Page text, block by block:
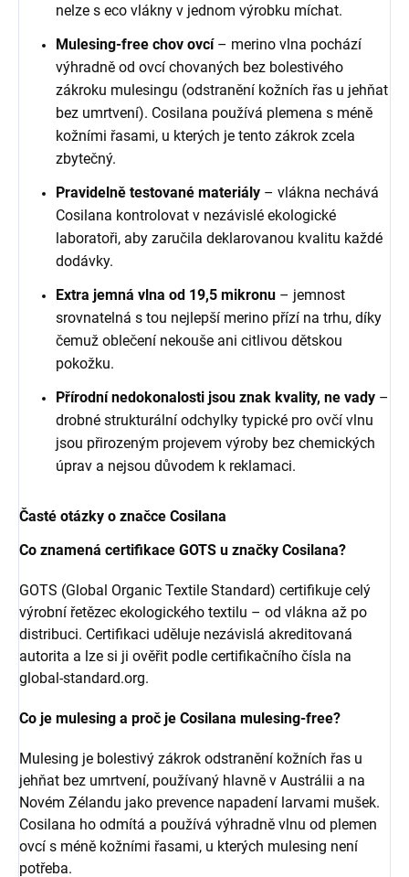
nelze s eco vlákny v jednom výrobku míchat.
Mulesing-free chov ovcí – merino vlna pochází
výhradně od ovcí chovaných bez bolestivého
zákroku mulesingu (odstranění kožních řas u jehňat
bez umrtvení). Cosilana používá plemena s méně
kožními řasami, u kterých je tento zákrok zcela
zbytečný.
Pravidelně testované materiály – vlákna nechává
Cosilana kontrolovat v nezávislé ekologické
laboratoři, aby zaručila deklarovanou kvalitu každé
dodávky.
Extra jemná vlna od 19,5 mikronu – jemnost
srovnatelná s tou nejlepší merino přízí na trhu, díky
čemuž oblečení nekouše ani citlivou dětskou
pokožku.
Přírodní nedokonalosti jsou znak kvality, ne vady –
drobné strukturální odchylky typické pro ovčí vlnu
jsou přirozeným projevem výroby bez chemických
úprav a nejsou důvodem k reklamaci.
Časté otázky o značce Cosilana
Co znamená certifikace GOTS u značky Cosilana?
GOTS (Global Organic Textile Standard) certifikuje celý
výrobní řetězec ekologického textilu – od vlákna až po
distribuci. Certifikaci uděluje nezávislá akreditovaná
autorita a lze si ji ověřit podle certifikačního čísla na
global-standard.org.
Co je mulesing a proč je Cosilana mulesing-free?
Mulesing je bolestivý zákrok odstranění kožních řas u
jehňat bez umrtvení, používaný hlavně v Austrálii a na
Novém Zélandu jako prevence napadení larvami mušek.
Cosilana ho odmítá a používá výhradně vlnu od plemen
ovcí s méně kožními řasami, u kterých mulesing není
potřeba.